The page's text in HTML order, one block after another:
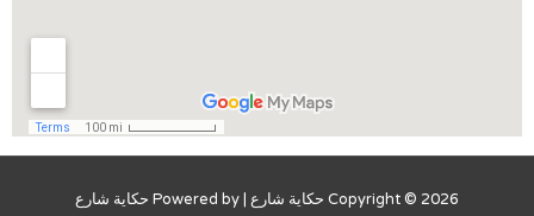
Copyright © 2026 حكاية شارع | Powered by حكاية شارع